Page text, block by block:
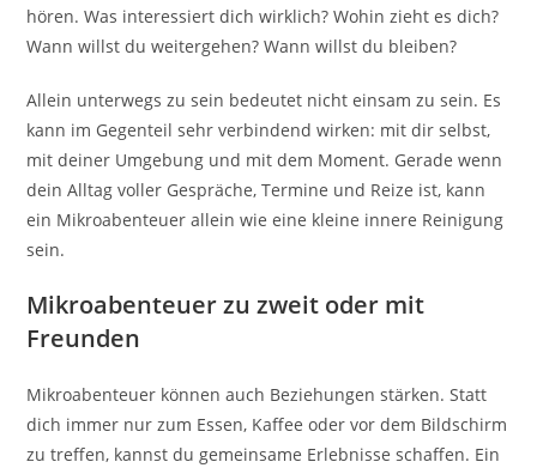
hören. Was interessiert dich wirklich? Wohin zieht es dich?
Wann willst du weitergehen? Wann willst du bleiben?
Allein unterwegs zu sein bedeutet nicht einsam zu sein. Es
kann im Gegenteil sehr verbindend wirken: mit dir selbst,
mit deiner Umgebung und mit dem Moment. Gerade wenn
dein Alltag voller Gespräche, Termine und Reize ist, kann
ein Mikroabenteuer allein wie eine kleine innere Reinigung
sein.
Mikroabenteuer zu zweit oder mit
Freunden
Mikroabenteuer können auch Beziehungen stärken. Statt
dich immer nur zum Essen, Kaffee oder vor dem Bildschirm
zu treffen, kannst du gemeinsame Erlebnisse schaffen. Ein